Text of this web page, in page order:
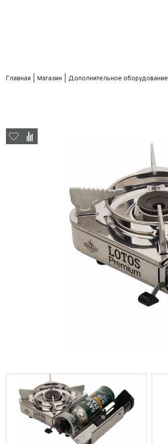
Главная Магазин Дополнительное оборудование